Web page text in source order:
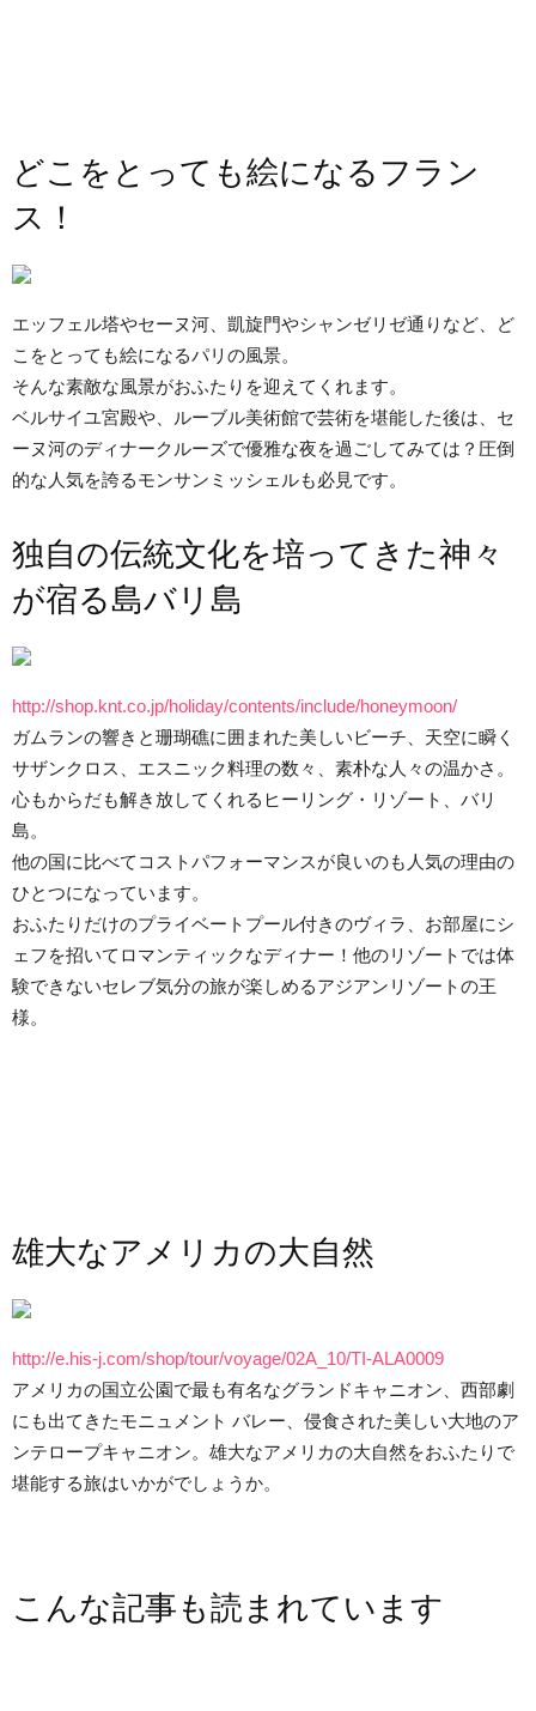
どこをとっても絵になるフラン
ス！
エッフェル塔やセーヌ河、凱旋門やシャンゼリゼ通りなど、ど
こをとっても絵になるパリの風景。
そんな素敵な風景がおふたりを迎えてくれます。
ベルサイユ宮殿や、ルーブル美術館で芸術を堪能した後は、セ
ーヌ河のディナークルーズで優雅な夜を過ごしてみては？圧倒
的な人気を誇るモンサンミッシェルも必見です。
独自の伝統文化を培ってきた神々
が宿る島バリ島
http://shop.knt.co.jp/holiday/contents/include/honeymoon/
ガムランの響きと珊瑚礁に囲まれた美しいビーチ、天空に瞬く
サザンクロス、エスニック料理の数々、素朴な人々の温かさ。
心もからだも解き放してくれるヒーリング・リゾート、バリ
島。
他の国に比べてコストパフォーマンスが良いのも人気の理由の
ひとつになっています。
おふたりだけのプライベートプール付きのヴィラ、お部屋にシ
ェフを招いてロマンティックなディナー！他のリゾートでは体
験できないセレブ気分の旅が楽しめるアジアンリゾートの王
様。
雄大なアメリカの大自然
http://e.his-j.com/shop/tour/voyage/02A_10/TI-ALA0009
アメリカの国立公園で最も有名なグランドキャニオン、西部劇
にも出てきたモニュメント バレー、侵食された美しい大地のア
ンテロープキャニオン。雄大なアメリカの大自然をおふたりで
堪能する旅はいかがでしょうか。
こんな記事も読まれています